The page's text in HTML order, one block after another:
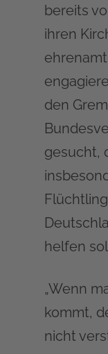
bereits
ihren
den
gesucht,
helfen
„Wenn
kommt,
nicht